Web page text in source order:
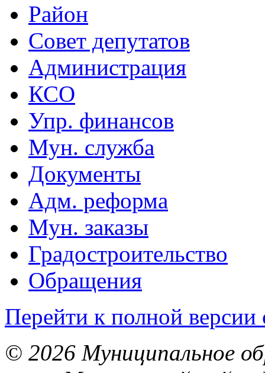
Район
Совет депутатов
Администрация
КСО
Упр. финансов
Мун. служба
Документы
Адм. реформа
Мун. заказы
Градостроительство
Обращения
Перейти к полной версии
© 2026 Муниципальное